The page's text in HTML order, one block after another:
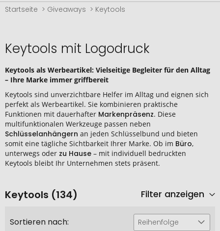
Startseite Giveaways Keytools
Keytools mit Logodruck
Keytools als Werbeartikel: Vielseitige Begleiter für den Alltag
– Ihre Marke immer griffbereit
Keytools sind unverzichtbare Helfer im Alltag und eignen sich
perfekt als Werbeartikel. Sie kombinieren praktische
Funktionen mit dauerhafter Markenpräsenz. Diese
multifunktionalen Werkzeuge passen neben
Schlüsselanhängern an jeden Schlüsselbund und bieten
somit eine tägliche Sichtbarkeit Ihrer Marke. Ob im Büro,
unterwegs oder zu Hause – mit individuell bedruckten
Keytools bleibt Ihr Unternehmen stets präsent.
Keytools (134) Filter anzeigen
Sortieren nach: Reihenfolge